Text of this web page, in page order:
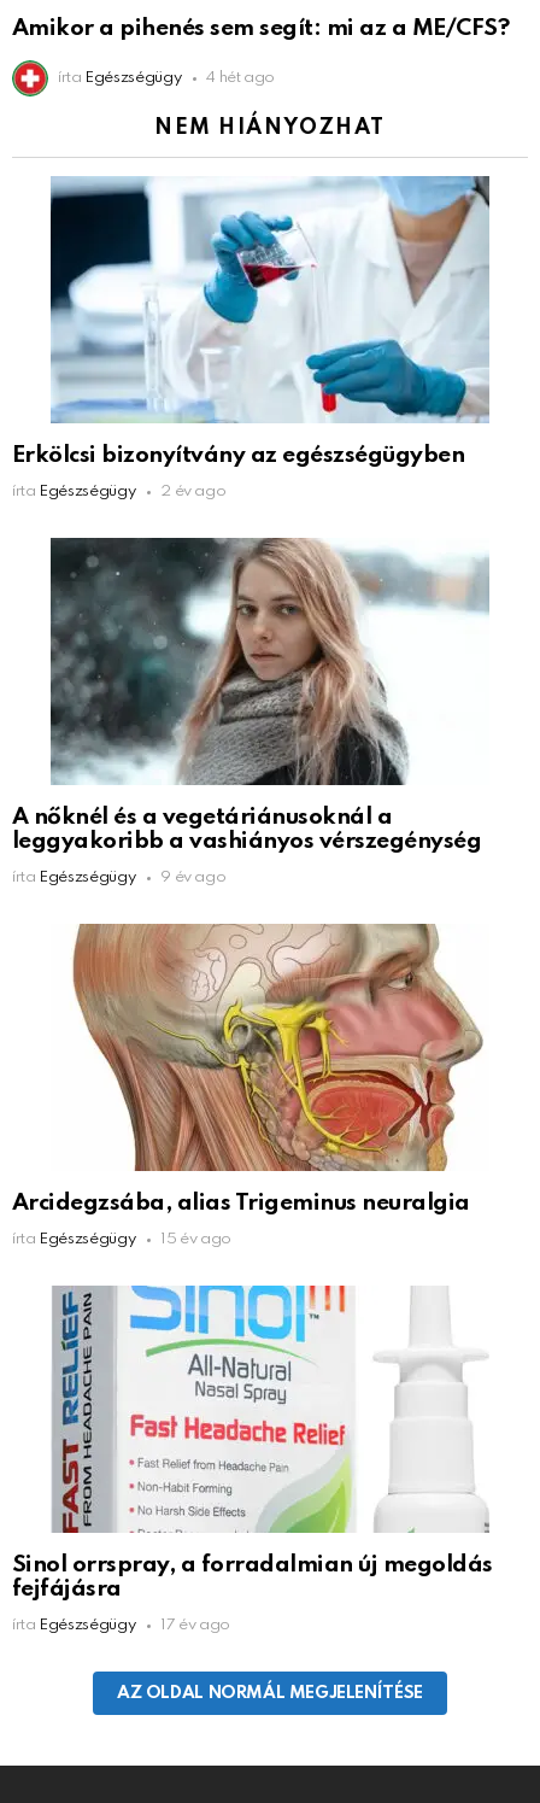
Amikor a pihenés sem segít: mi az a ME/CFS?
írta Egészségügy 4 hét ago
NEM HIÁNYOZHAT
Erkölcsi bizonyítvány az egészségügyben
írta Egészségügy 2 év ago
A nőknél és a vegetáriánusoknál a
leggyakoribb a vashiányos vérszegénység
írta Egészségügy 9 év ago
Arcidegzsába, alias Trigeminus neuralgia
írta Egészségügy 15 év ago
Sinol orrspray, a forradalmian új megoldás
fejfájásra
írta Egészségügy 17 év ago
AZ OLDAL NORMÁL MEGJELENÍTÉSE